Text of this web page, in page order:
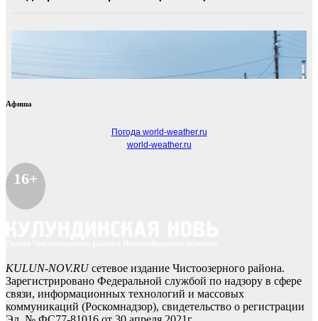
Афиша
Погода world-weather.ru
world-weather.ru
16+
KULUN-NOV.RUсетевое издание Чистоозерного района.
Зарегистрировано Федеральной службой по надзору в сфере
связи, информационных технологий и массовых
коммуникаций (Роскомнадзор), свидетельство о регистрации